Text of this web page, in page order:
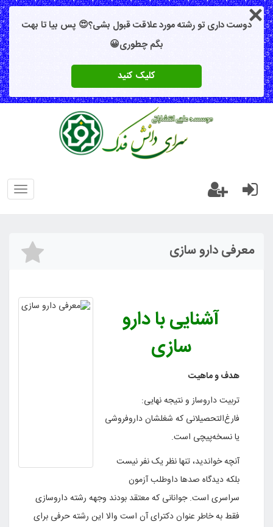
دوست داری تو رشته مورد علاقت قبول بشی؟😍 پس بیا تا بهت
بگم چطوری😀
کلیک کنید
معرفی دارو سازی
آشنایی با دارو
سازی
هدف و ماهیت
تربیت داروساز و نتیجه نهایی:
فارغ‌التحصیلانی که شغلشان داروفروشی
یا نسخه‌پیچی است.
آنچه خواندید، تنها نظر یک نفر نیست
بلکه دیدگاه صدها داوطلب آزمون
سراسری است. جوانانی که معتقد بودند وجهه رشته داروسازی
فقط به خاطر عنوان دکترای آن است والا این رشته حرفی برای